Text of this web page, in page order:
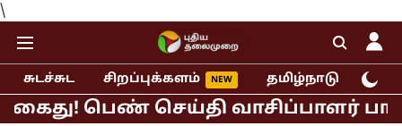
\
சுடச்சுட சிறப்புக்களம் தமிழ்நாடு
பெண் செய்தி வாசிப்பாளர்